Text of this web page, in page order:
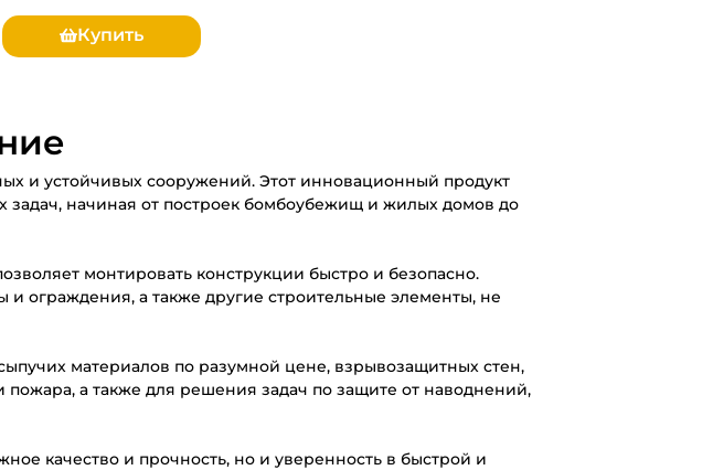
Купить
и устойчивых сооружений. Этот инновационный продукт
задач, начиная от построек бомбоубежищ и жилых домов до
монтировать конструкции быстро и безопасно.
и ограждения, а также другие строительные элементы, не
материалов по разумной цене, взрывозащитных стен,
а также для решения задач по защите от наводнений,
качество и прочность, но и уверенность в быстрой и